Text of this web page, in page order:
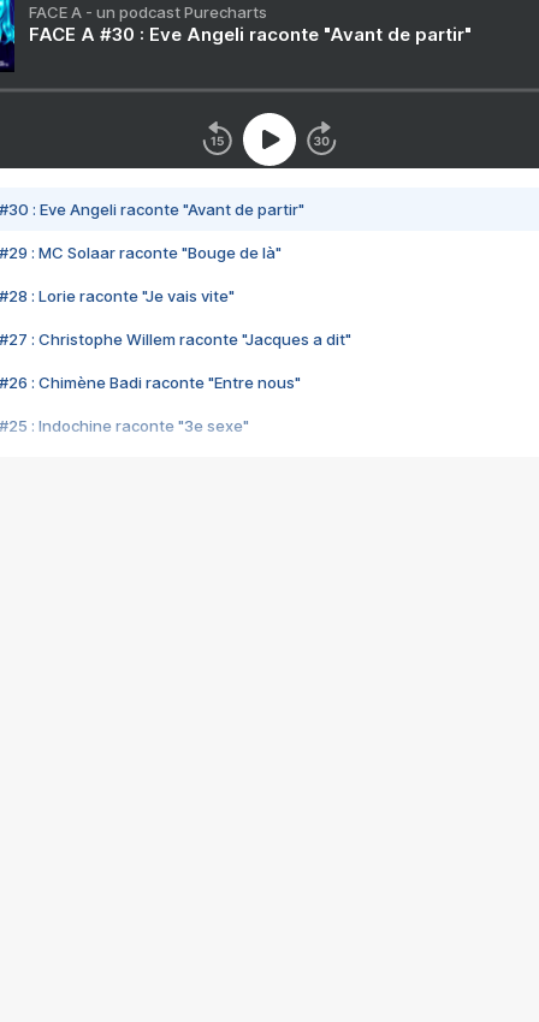
FACE A - un podcast Purecharts
FACE A #30 : Eve Angeli raconte "Avant de partir"
#30 : Eve Angeli raconte "Avant de partir"
#29 : MC Solaar raconte "Bouge de là"
#28 : Lorie raconte "Je vais vite"
#27 : Christophe Willem raconte "Jacques a dit"
#26 : Chimène Badi raconte "Entre nous"
#25 : Indochine raconte "3e sexe"